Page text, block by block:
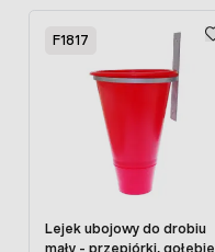
F1817
Lejek ubojowy do drobiu
mały - przepiórki, gołębie